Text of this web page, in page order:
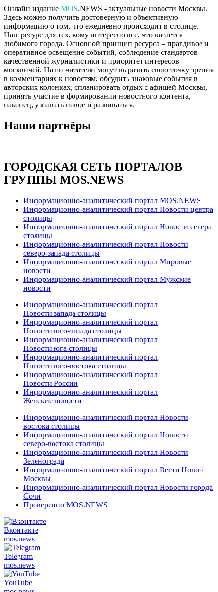
Онлайн издание MOS.NEWS - актуальные новости Москвы.
Здесь можно получить достоверную и объективную
информацию о том, что ежедневно происходит в столице.
Наш ресурс для тех, кому интересно все, что касается
любимого города. Основной принцип ресурса – правдивое и
оперативное освещение событий, соблюдение стандартов
качественной журналистики и приоритет интересов
москвичей. Наши читатели могут выразить свою точку зрения
в комментариях к новостям, обсудить знаковые события в
авторских колонках, спланировать отдых с афишей Москвы,
принять участие в формировании новостного контента,
наконец, узнавать новое и развиваться.
Наши партнёры
ГОРОДСКАЯ СЕТЬ ПОРТАЛОВ
ГРУППЫ MOS.NEWS
Информационно-аналитический портал MOS.NEWS
Информационно-аналитический портал Новости центра
столицы
Информационно-аналитический портал Новости севера
столицы
Информационно-аналитический портал Новости
северо-запада столицы
Информационно-аналитический портал Мировые
новости
Информационно-аналитический портал Мужские
новости
Информационно-аналитический портал
Новости запада столицы
Информационно-аналитический портал
Новости юго-запада столицы
Информационно-аналитический портал
Новости юга столицы
Информационно-аналитический портал
Новости юго-востока столицы
Информационно-аналитический портал
Новости России
Информационно-аналитический портал
Женские новости
Информационно-аналитический портал Новости
востока столицы
Информационно-аналитический портал Новости
северо-востока столицы
Информационно-аналитический портал Новости
Зеленограда
Информационно-аналитический портал Вести Новой
Москвы
Информационно-аналитический портал Новости города
Сочи
Проверенно MOS.NEWS
Вконтакте
mos.news
Telegram
mos.news
YouTube